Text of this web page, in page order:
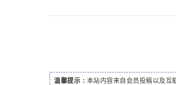
温馨提示 : 本站内容来自会员投稿以及互